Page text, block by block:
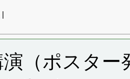
演（ポスタ